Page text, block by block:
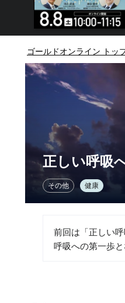
へ。今、機関投資家が注視す
ゴールドオンライン トッ
正しい呼吸
その他 健康
前回は「正しい
呼吸への第一歩